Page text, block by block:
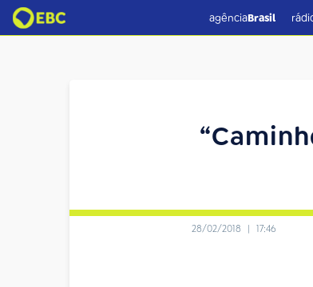
agênciaBrasil
28/02/2018 | 17:46